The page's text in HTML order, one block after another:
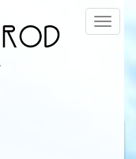
Menü